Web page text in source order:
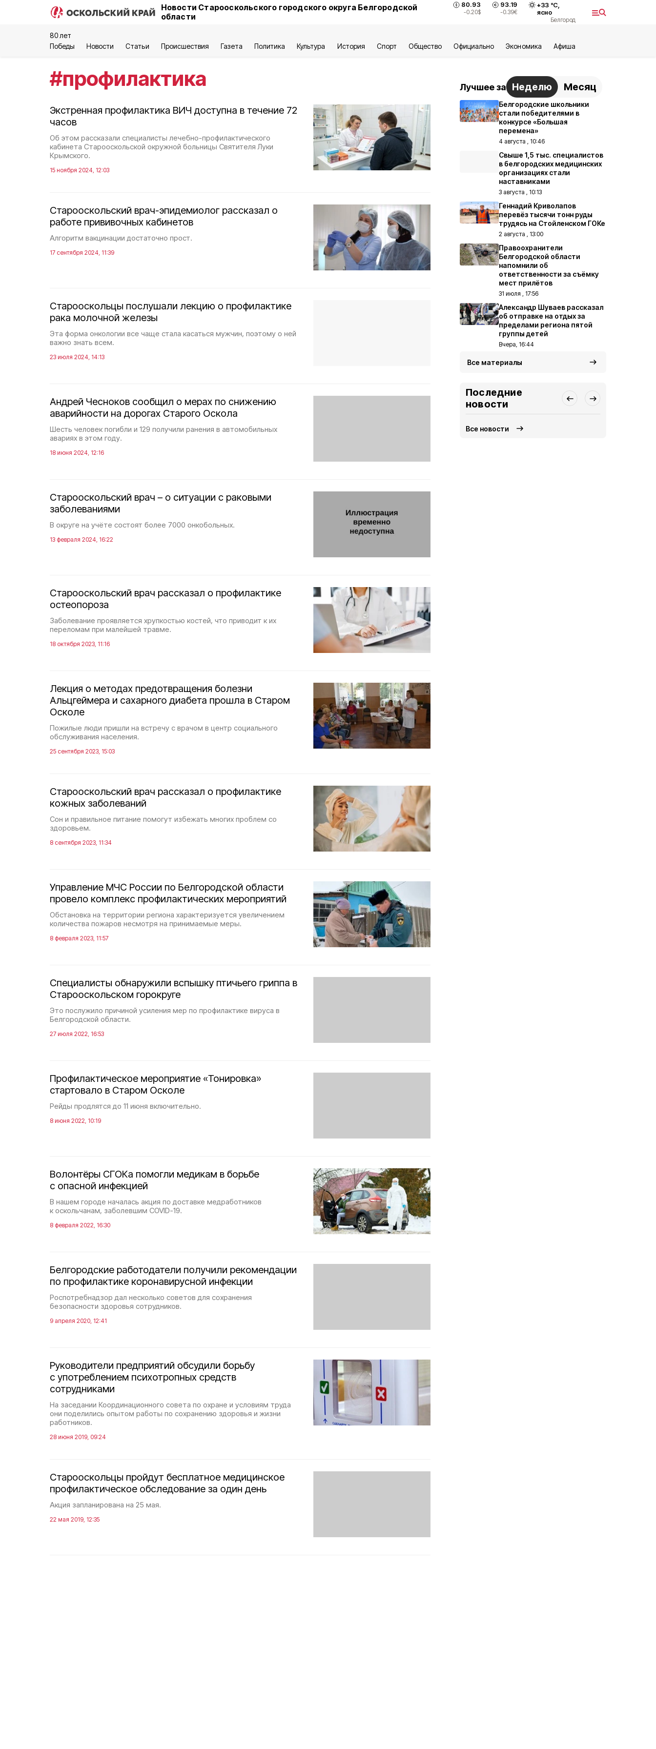
Новости Старооскольского городского округа Белгородской
области
80.93
-0.20$
93.19
-0.39€
+33 °С,
ясно
Белгород
80 лет
Победы
Новости Статьи Происшествия Газета Политика Культура История Спорт Общество Официально Экономика Aфиша
#профилактика
Экстренная профилактика ВИЧ доступна в течение 72
часов
Об этом рассказали специалисты лечебно-профилактического
кабинета Старооскольской окружной больницы Святителя Луки
Крымского.
15 ноября 2024, 12:03
Старооскольский врач-эпидемиолог рассказал о
работе прививочных кабинетов
Алгоритм вакцинации достаточно прост.
17 сентября 2024, 11:39
Старооскольцы послушали лекцию о профилактике
рака молочной железы
Эта форма онкологии все чаще стала касаться мужчин, поэтому о ней
важно знать всем.
23 июля 2024, 14:13
Андрей Чесноков сообщил о мерах по снижению
аварийности на дорогах Старого Оскола
Шесть человек погибли и 129 получили ранения в автомобильных
авариях в этом году.
18 июня 2024, 12:16
Старооскольский врач – о ситуации с раковыми
заболеваниями
В округе на учёте состоят более 7000 онкобольных.
13 февраля 2024, 16:22
Старооскольский врач рассказал о профилактике
остеопороза
Заболевание проявляется хрупкостью костей, что приводит к их
переломам при малейшей травме.
18 октября 2023, 11:16
Лекция о методах предотвращения болезни
Альцгеймера и сахарного диабета прошла в Старом
Осколе
Пожилые люди пришли на встречу с врачом в центр социального
обслуживания населения.
25 сентября 2023, 15:03
Старооскольский врач рассказал о профилактике
кожных заболеваний
Сон и правильное питание помогут избежать многих проблем со
здоровьем.
8 сентября 2023, 11:34
Управление МЧС России по Белгородской области
провело комплекс профилактических мероприятий
Обстановка на территории региона характеризуется увеличением
количества пожаров несмотря на принимаемые меры.
8 февраля 2023, 11:57
Специалисты обнаружили вспышку птичьего гриппа в
Старооскольском горокруге
Это послужило причиной усиления мер по профилактике вируса в
Белгородской области.
27 июля 2022, 16:53
Профилактическое мероприятие «Тонировка»
стартовало в Старом Осколе
Рейды продлятся до 11 июня включительно.
8 июня 2022, 10:19
Волонтёры СГОКа помогли медикам в борьбе
с опасной инфекцией
В нашем городе началась акция по доставке медработников
к оскольчанам, заболевшим COVID-19.
8 февраля 2022, 16:30
Белгородские работодатели получили рекомендации
по профилактике коронавирусной инфекции
Роспотребнадзор дал несколько советов для сохранения
безопасности здоровья сотрудников.
9 апреля 2020, 12:41
Руководители предприятий обсудили борьбу
с употреблением психотропных средств
сотрудниками
На заседании Координационного совета по охране и условиям труда
они поделились опытом работы по сохранению здоровья и жизни
работников.
28 июня 2019, 09:24
Старооскольцы пройдут бесплатное медицинское
профилактическое обследование за один день
Акция запланирована на 25 мая.
22 мая 2019, 12:35
Лучшее за Неделю Месяц
Белгородские школьники
стали победителями в
конкурсе «Большая
перемена»
4 августа , 10:46
Свыше 1,5 тыс. специалистов
в белгородских медицинских
организациях стали
наставниками
3 августа , 10:13
Геннадий Криволапов
перевёз тысячи тонн руды
трудясь на Стойленском ГОКе
2 августа , 13:00
Правоохранители
Белгородской области
напомнили об
ответственности за съёмку
мест прилётов
31 июля , 17:56
Александр Шуваев рассказал
об отправке на отдых за
пределами региона пятой
группы детей
Вчера, 16:44
Все материалы
Последние
новости
Все новости